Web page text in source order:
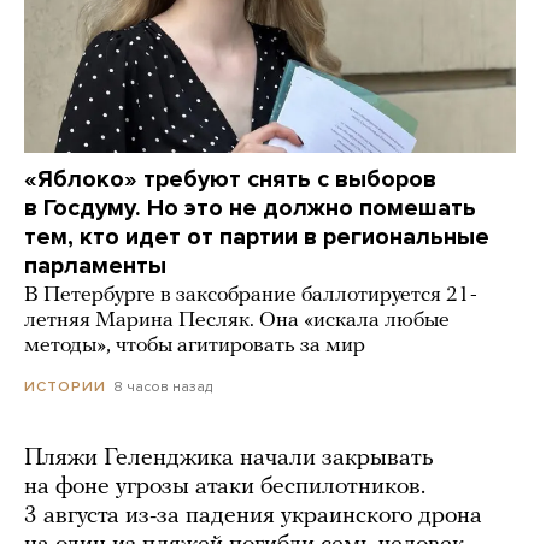
«Яблоко» требуют снять с выборов
в Госдуму. Но это не должно помешать
тем, кто идет от партии в региональные
парламенты
В Петербурге в заксобрание баллотируется 21-
летняя Марина Песляк. Она «искала любые
методы», чтобы агитировать за мир
ИСТОРИИ 8 часов назад
Пляжи Геленджика начали закрывать
на фоне угрозы атаки беспилотников.
3 августа из-за падения украинского дрона